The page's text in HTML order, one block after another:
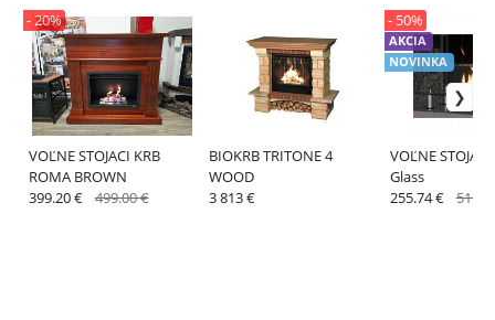
VOĽNE STOJACI KRB
ROMA BROWN
- 20%
399.20 € 499.00 €
BIOKRB TRITONE 4
WOOD
3 813 €
VOĽNE
Glass
AKCIA
NOVINKA
- 50%
255.74 €